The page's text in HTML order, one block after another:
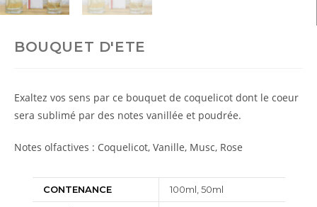
BOUQUET D'ETE
Exaltez vos sens par ce bouquet de coquelicot dont le coeur
sera sublimé par des notes vanillée et poudrée.
Notes olfactives : Coquelicot, Vanille, Musc, Rose
CONTENANCE 100ml, 50ml